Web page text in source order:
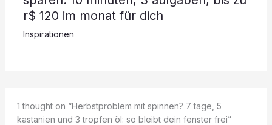
r$ 120 im monat für dich
Inspirationen
1 thought on “Herbstproblem mit spinnen? 7 tage, 5
kastanien und 3 tropfen öl: so bleibt dein fenster frei”